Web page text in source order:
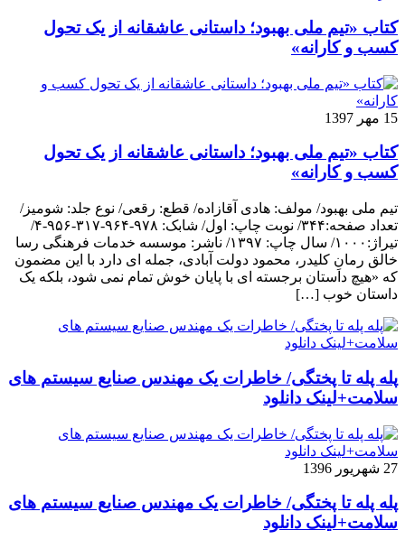
کتاب «تیم ملی بهبود؛ داستانی عاشقانه از یک تحول
کسب و کارانه»
15 مهر 1397
کتاب «تیم ملی بهبود؛ داستانی عاشقانه از یک تحول
کسب و کارانه»
تیم ملی بهبود/ مولف: هادی آقازاده/ قطع: رقعی/ نوع جلد: شومیز/
تعداد صفحه:۳۴۴/ نوبت چاپ: اول/ شابک: ۹۷۸-۹۶۴-۳۱۷-۹۵۶-۴/
تیراژ:۱۰۰۰/ سال چاپ: ۱۳۹۷/ ناشر: موسسه خدمات فرهنگی رسا
خالق رمانِ کلیدر، محمود دولت آبادی، جمله ای دارد با این مضمون
که «هیچ داستان برجسته ای با پایان خوش تمام نمی شود، بلکه یک
داستان خوب […]
پله پله تا پختگی/ خاطرات یک مهندس صنایع سیستم های
سلامت+لینک دانلود
27 شهریور 1396
پله پله تا پختگی/ خاطرات یک مهندس صنایع سیستم های
سلامت+لینک دانلود